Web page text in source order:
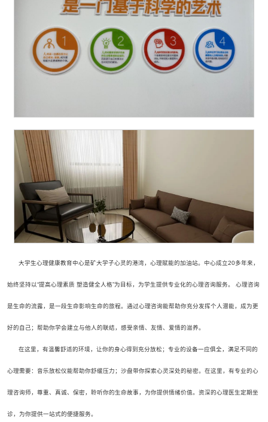
大学生心理健康教育中心是矿大学子心灵的港湾，心理赋能的加油站。中心成立20多年来，
始终坚持以“提高心理素质 塑造健全人格”为目标，为学生提供专业化的心理咨询服务。 心理咨询
是生命的流露，是一段生命影响生命的旅程。通过心理咨询能帮助你充分发挥个人潜能，成为更
好的自己；帮助你学会建立与他人的联结，感受亲情、友情、爱情的滋养。
在这里，有温馨舒适的环境，让你的身心得到充分放松；专业的设备一应俱全，满足不同的
心理需要：音乐放松仪能帮助你舒缓压力；沙盘带你探索心灵深处的秘密。在这里，有专业的心
理咨询师，尊重、真诚、保密，聆听你的生命故事，为你提供情绪价值。资深的心理医生定期坐
诊，为你提供一站式的便捷服务。